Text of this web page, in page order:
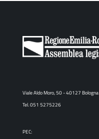
Viale Aldo Moro, 50 - 40127 Bologna
Tel. 051 5275226
PEC: